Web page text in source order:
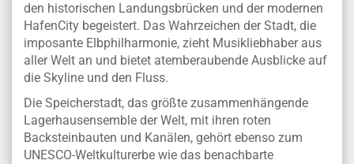
den historischen Landungsbrücken und der modernen
HafenCity begeistert. Das Wahrzeichen der Stadt, die
imposante Elbphilharmonie, zieht Musikliebhaber aus
aller Welt an und bietet atemberaubende Ausblicke auf
die Skyline und den Fluss.
Die Speicherstadt, das größte zusammenhängende
Lagerhausensemble der Welt, mit ihren roten
Backsteinbauten und Kanälen, gehört ebenso zum
UNESCO-Weltkulturerbe wie das benachbarte